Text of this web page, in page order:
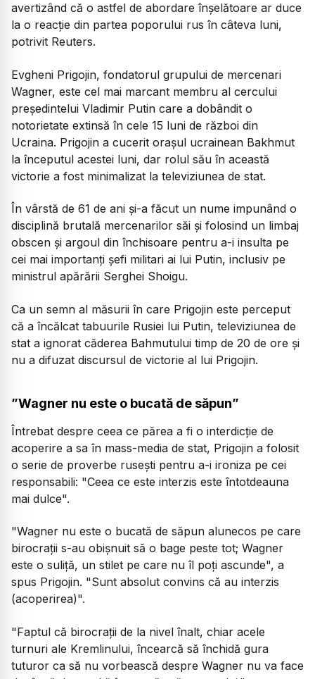
avertizând că o astfel de abordare înșelătoare ar duce
la o reacție din partea poporului rus în câteva luni,
potrivit Reuters.
Evgheni Prigojin, fondatorul grupului de mercenari
Wagner, este cel mai marcant membru al cercului
președintelui Vladimir Putin care a dobândit o
notorietate extinsă în cele 15 luni de război din
Ucraina. Prigojin a cucerit orașul ucrainean Bakhmut
la începutul acestei luni, dar rolul său în această
victorie a fost minimalizat la televiziunea de stat.
În vârstă de 61 de ani și-a făcut un nume impunând o
disciplină brutală mercenarilor săi și folosind un limbaj
obscen și argoul din închisoare pentru a-i insulta pe
cei mai importanți șefi militari ai lui Putin, inclusiv pe
ministrul apărării Serghei Shoigu.
Ca un semn al măsurii în care Prigojin este perceput
că a încălcat tabuurile Rusiei lui Putin, televiziunea de
stat a ignorat căderea Bahmutului timp de 20 de ore și
nu a difuzat discursul de victorie al lui Prigojin.
”Wagner nu este o bucată de săpun”
Întrebat despre ceea ce părea a fi o interdicție de
acoperire a sa în mass-media de stat, Prigojin a folosit
o serie de proverbe rusești pentru a-i ironiza pe cei
responsabili: "Ceea ce este interzis este întotdeauna
mai dulce".
"Wagner nu este o bucată de săpun alunecos pe care
birocrații s-au obișnuit să o bage peste tot; Wagner
este o suliță, un stilet pe care nu îl poți ascunde", a
spus Prigojin. "Sunt absolut convins că au interzis
(acoperirea)".
"Faptul că birocrații de la nivel înalt, chiar acele
turnuri ale Kremlinului, încearcă să închidă gura
tuturor ca să nu vorbească despre Wagner nu va face